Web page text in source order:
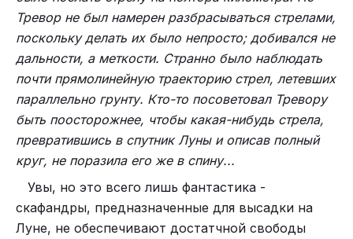
Характер полёта. Плавный и комфортный
полёт обычно свидетельствует об уверенности
в себе и успешных переменах. Если полёт был
трудным или сопровождался падением, это
может указывать на сомнения, тревоги или
страхи по поводу будущего.
Место назначения и вид из окна.
самолёт летит над красивыми, знакомыми
местами или к ясной цели, сон может
предвещать благополучные перемены.
Тревор не был намерен разбрасываться стрелами,
поскольку делать их было непросто; добивался не
дальности, а меткости. Странно было наблюдать
почти прямолинейную траекторию стрел, летевших
параллельно грунту. Кто-то посоветовал Тревору
быть поосторожнее, чтобы какая-нибудь стрела,
превратившись в спутник Луны и описав полный
круг, не поразила его же в спину...
Увы, но это всего лишь фантастика -
скафандры, предназначенные для высадки на
Луне, не обеспечивают достатчной свободы